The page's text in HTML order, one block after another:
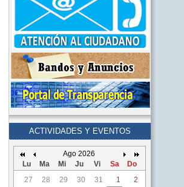
ACTIVIDADES Y EVENTOS
Ago 2026
Lu
Ma Mi Ju Vi Sa
Do
27
28 29 30 31 1
2